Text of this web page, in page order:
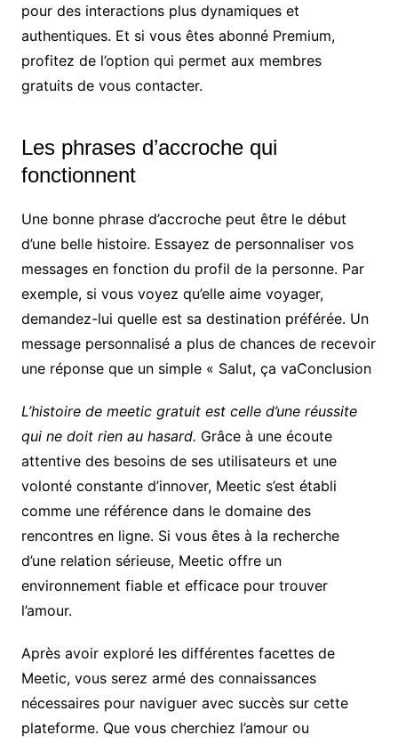
pour des interactions plus dynamiques et
authentiques. Et si vous êtes abonné Premium,
profitez de l’option qui permet aux membres
gratuits de vous contacter.
Les phrases d’accroche qui
fonctionnent
Une bonne phrase d’accroche peut être le début
d’une belle histoire. Essayez de personnaliser vos
messages en fonction du profil de la personne. Par
exemple, si vous voyez qu’elle aime voyager,
demandez-lui quelle est sa destination préférée. Un
message personnalisé a plus de chances de recevoir
une réponse que un simple « Salut, ça vaConclusion
L’histoire de meetic gratuit est celle d’une réussite
qui ne doit rien au hasard. Grâce à une écoute
attentive des besoins de ses utilisateurs et une
volonté constante d’innover, Meetic s’est établi
comme une référence dans le domaine des
rencontres en ligne. Si vous êtes à la recherche
d’une relation sérieuse, Meetic offre un
environnement fiable et efficace pour trouver
l’amour.
Après avoir exploré les différentes facettes de
Meetic, vous serez armé des connaissances
nécessaires pour naviguer avec succès sur cette
plateforme. Que vous cherchiez l’amour ou